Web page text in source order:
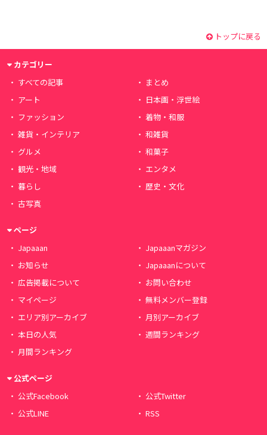
トップに戻る
カテゴリー
すべての記事
まとめ
アート
日本画・浮世絵
ファッション
着物・和服
雑貨・インテリア
和雑貨
グルメ
和菓子
観光・地域
エンタメ
暮らし
歴史・文化
古写真
ページ
Japaaan
Japaaanマガジン
お知らせ
Japaaanについて
広告掲載について
お問い合わせ
マイページ
無料メンバー登録
エリア別アーカイブ
月別アーカイブ
本日の人気
週間ランキング
月間ランキング
公式ページ
公式Facebook
公式Twitter
公式LINE
RSS